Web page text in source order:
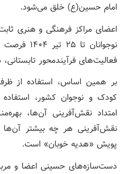
امام حسین(ع) خلق می‌شود.
اعضای مراکز فرهنگی و هنری
نوجوانان
فعالیت‌های فرآیندمحور
بر همین اساس، استفاده از
کودک و نوجوان کشور، استفاده
امتداد نقش‌آفرینی آن‌ها،
نقش‌آفرینی هر چه بیشتر
پویش «هدیه خوبان» است.
دست‌سازه‌های حسینی اعضا و